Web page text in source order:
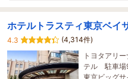
ホテルトラスティ東京ベイ
4.3
(4,314件)
トヨタアリ
テル 駐車場
東京ビッグ